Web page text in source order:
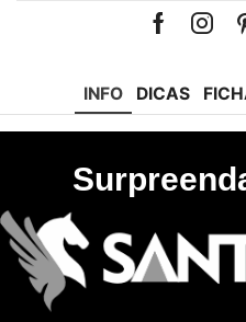
Facebook
INFO DICAS